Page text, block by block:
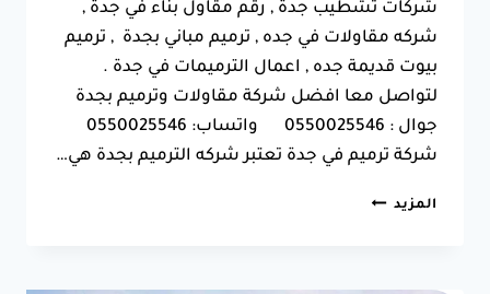
شركات تشطيب جدة , رقم مقاول بناء في جدة ,
شركه مقاولات في جده , ترميم مباني بجدة , ترميم
بيوت قديمة جده , اعمال الترميمات في جدة .
لتواصل معا افضل شركة مقاولات وترميم بجدة
جوال : 0550025546 واتساب: 0550025546
شركة ترميم في جدة تعتبر شركه الترميم بجدة هي…
المزيد شركة